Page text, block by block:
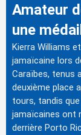
Amateur
une
Kierra Williams
jamaïcaine lors
Caraïbes, tenus
deuxième place
tours, tandis
jamaïcaines ont
derrière Porto